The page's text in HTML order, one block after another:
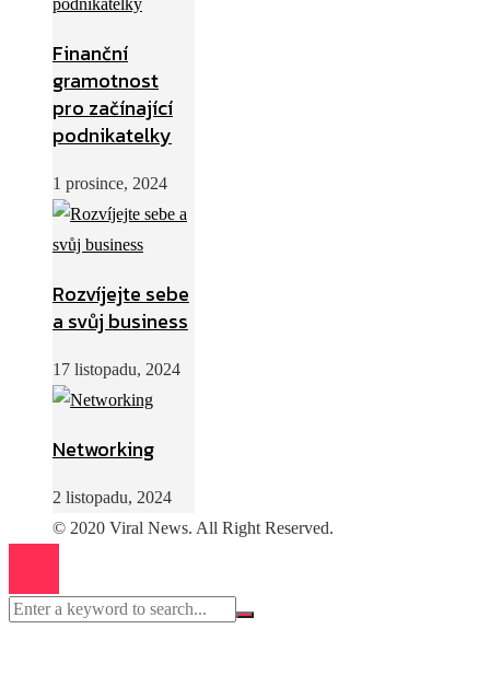
Finanční
gramotnost
pro začínající
podnikatelky
1 prosince, 2024
Rozvíjejte sebe
a svůj business
17 listopadu, 2024
Networking
2 listopadu, 2024
© 2020 Viral News. All Right Reserved.